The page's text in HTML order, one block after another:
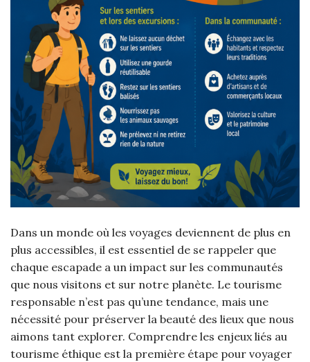
Dans un monde où les voyages deviennent de plus en
plus accessibles, il est essentiel de se rappeler que
chaque escapade a un impact sur les communautés
que nous visitons et sur notre planète. Le tourisme
responsable n’est pas qu’une tendance, mais une
nécessité pour préserver la beauté des lieux que nous
aimons tant explorer. Comprendre les enjeux liés au
tourisme éthique est la première étape pour voyager